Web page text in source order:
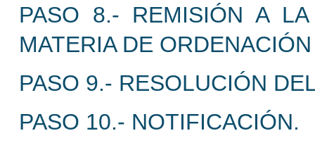
PASO 8.- REMISIÓN A
MATERIA DE
PASO 9.- RESOLUCIÓN
PASO 10.- NOTIFICACIÓN.